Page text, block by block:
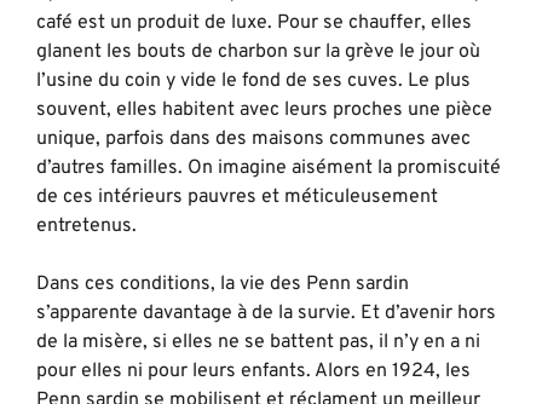
café est un produit de luxe. Pour se chauffer, elles
glanent les bouts de charbon sur la grève le jour où
l’usine du coin y vide le fond de ses cuves. Le plus
souvent, elles habitent avec leurs proches une pièce
unique, parfois dans des maisons communes avec
d’autres familles. On imagine aisément la promiscuité
de ces intérieurs pauvres et méticuleusement
entretenus.
Dans ces conditions, la vie des Penn sardin
s’apparente davantage à de la survie. Et d’avenir hors
de la misère, si elles ne se battent pas, il n’y en a ni
pour elles ni pour leurs enfants. Alors en 1924, les